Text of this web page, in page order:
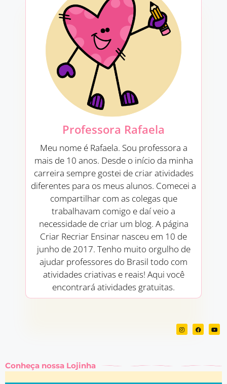
Professora Rafaela
Meu nome é Rafaela. Sou professora a
mais de 10 anos. Desde o início da minha
carreira sempre gostei de criar atividades
diferentes para os meus alunos. Comecei a
compartilhar com as colegas que
trabalhavam comigo e daí veio a
necessidade de criar um blog. A página
Criar Recriar Ensinar nasceu em 10 de
junho de 2017. Tenho muito orgulho de
ajudar professores do Brasil todo com
atividades criativas e reais! Aqui você
encontrará atividades gratuitas.
Conheça nossa Lojinha